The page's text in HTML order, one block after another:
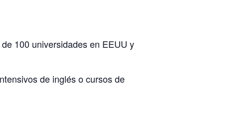
100 universidades en EEUU y
de inglés o cursos de